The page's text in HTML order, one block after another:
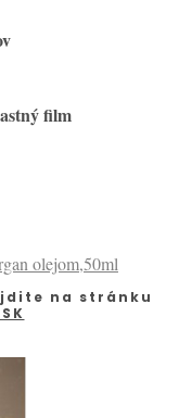
film
olejom,50ml
na stránku